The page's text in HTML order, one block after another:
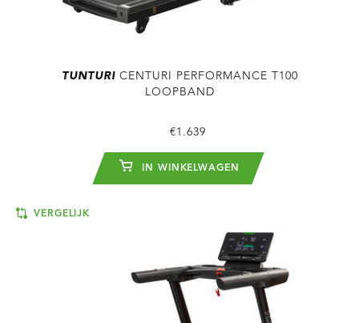
TUNTURICENTURI PERFORMANCE T100
LOOPBAND
€1.639
IN WINKELWAGEN
VERGELIJK